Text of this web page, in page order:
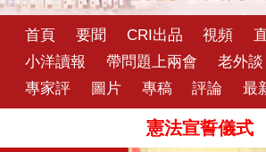
首頁 要聞 CRI出品 視頻
小洋讀報
帶問題上兩會 老外談
專家評
圖片 專稿 評論 最
憲法宣誓儀式